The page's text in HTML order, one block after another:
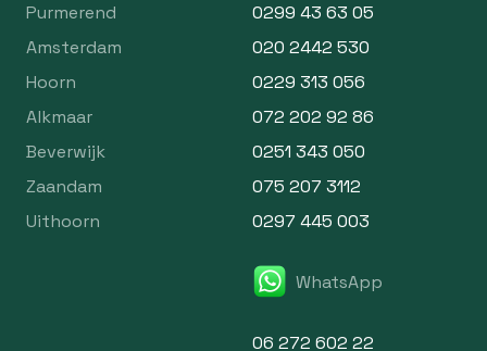
Purmerend
0299 43 63 05
Amsterdam
020 2442 530
Hoorn
0229 313 056
Alkmaar
072 202 92 86
Beverwijk
0251 343 050
Zaandam
075 207 3112
Uithoorn
0297 445 003
WhatsApp
06 272 602 22